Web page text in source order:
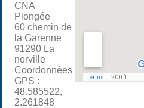
CNA
Plongée
60 chemin de
la Garenne
91290 La
norville
Coordonnées
GPS :
48.585522,
2.261848